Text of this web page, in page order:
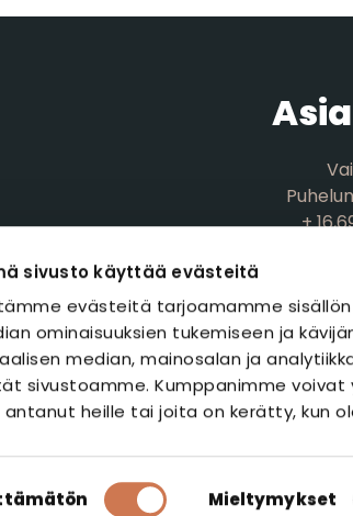
sivusto käyttää evästeitä
evästeitä tarjoamamme
ominaisuuksien tukemiseen ja
median, mainosalan ja
sivustoamme. Kumppanimme
heille tai joita on kerätty, kun
Mieltymykset
+
LINKEDIN